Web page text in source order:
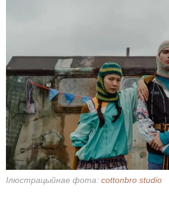
Ілюстрацыйнае фота: cottonbro studio